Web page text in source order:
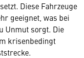
Diese Fahrzeuge
geeignet, was bei
Unmut sorgt. Die
krisenbedingt